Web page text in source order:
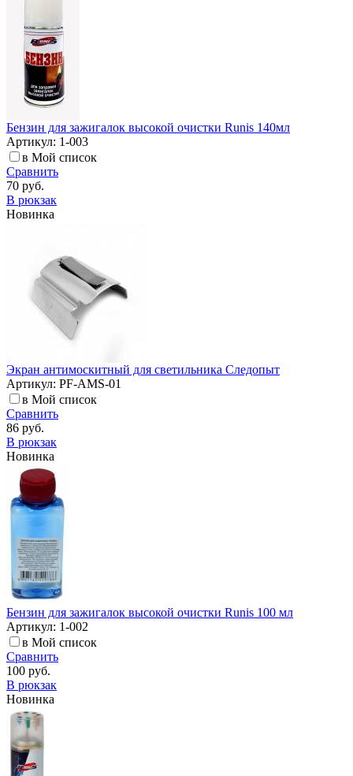
Бензин для зажигалок высокой очистки Runis 140мл
Артикул: 1-003
в Мой список
Сравнить
70 руб.
В рюкзак
Новинка
Экран антимоскитный для светильника Следопыт
Артикул: PF-AMS-01
в Мой список
Сравнить
86 руб.
В рюкзак
Новинка
Бензин для зажигалок высокой очистки Runis 100 мл
Артикул: 1-002
в Мой список
Сравнить
100 руб.
В рюкзак
Новинка